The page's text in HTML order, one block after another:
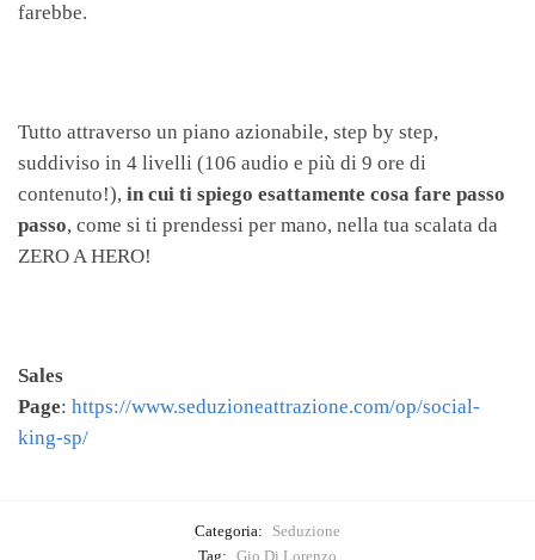
farebbe.
Tutto attraverso un piano azionabile, step by step,
suddiviso in 4 livelli (106 audio e più di 9 ore di
contenuto!), in cui ti spiego esattamente cosa fare passo
passo, come si ti prendessi per mano, nella tua scalata da
ZERO A HERO!
Sales
Page: https://www.seduzioneattrazione.com/op/social-
king-sp/
Categoria:
Seduzione
Tag: Gio Di Lorenzo